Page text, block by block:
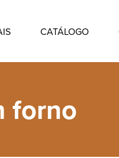
CATÁLOGO
forno